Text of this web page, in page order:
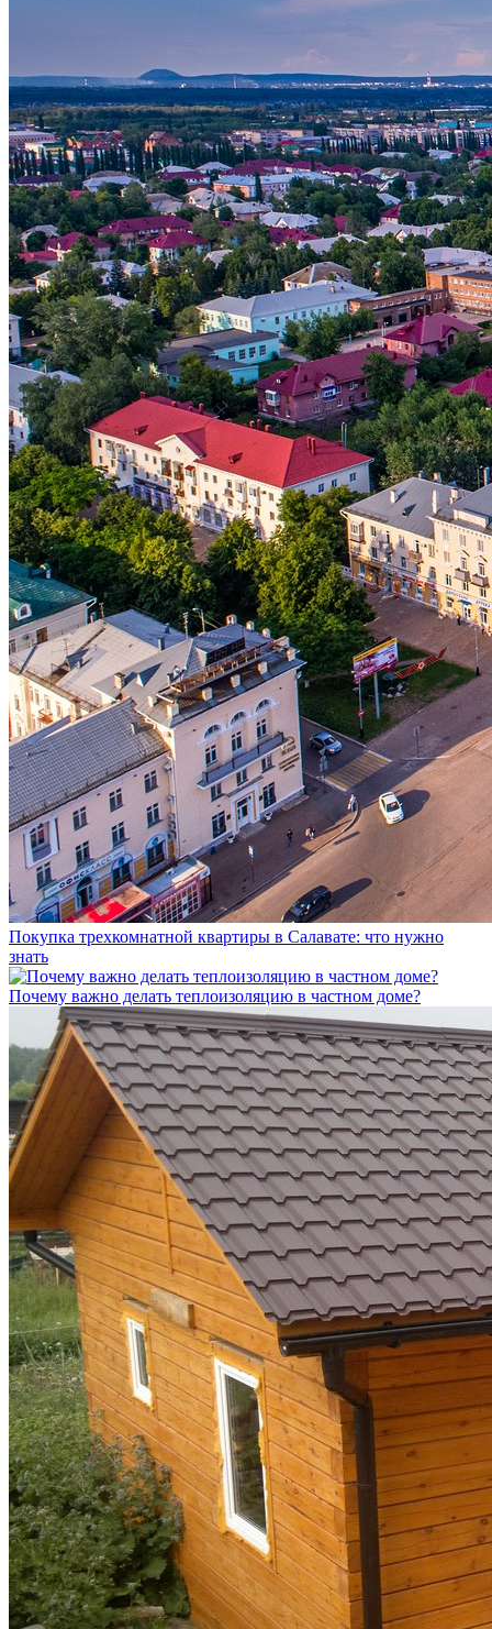
Покупка трехкомнатной квартиры в Салавате: что нужно
знать
Почему важно делать теплоизоляцию в частном доме?